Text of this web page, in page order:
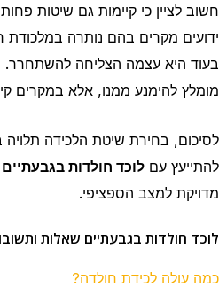
חשוב לציין כי קיימות גם שיטות
ידועים מקרים בהם נותרה במלכודת
בעוד היא עצמה הצליחה להשתחרר.
מומלץ להימנע ממנו, אלא במקרים
לסיכום, בחירת שיטת הלכידה תלויה
להתייעץ עם לוכד חולדות בגבעתיים
מדויקת למצב הספציפי.
לוכד חולדות בגבעתיים שאלות
כמה עולה לכידת חולדה?